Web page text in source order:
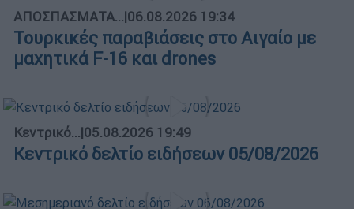
ΑΠΟΣΠΑΣΜΑΤΑ...|06.08.2026 19:34
Τουρκικές παραβιάσεις στο Αιγαίο με
μαχητικά F-16 και drones
Κεντρικό...|05.08.2026 19:49
Κεντρικό δελτίο ειδήσεων 05/08/2026